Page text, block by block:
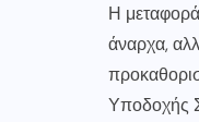
Η
άναρχα,
Υποδοχής